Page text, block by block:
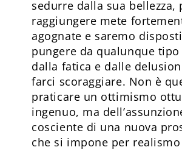
sedurre dalla sua bellezza,
raggiungere mete
agognate e saremo
pungere da qualunque
dalla fatica e dalle
farci scoraggiare. Non è
praticare un ottimismo
ingenuo, ma
cosciente di una nuova
che si impone per